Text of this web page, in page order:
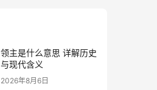
领主是什么意思 详解历史
与现代含义
2026年8月6日